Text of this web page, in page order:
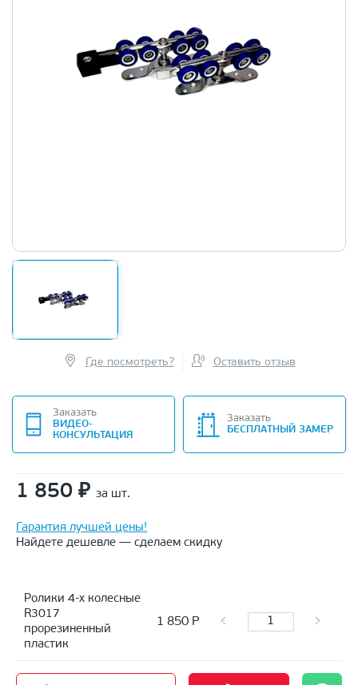
Где посмотреть? Оставить отзыв
Заказать
ВИДЕО-
КОНСУЛЬТАЦИЯ
Заказать
БЕСПЛАТНЫЙ ЗАМЕР
1 850 ₽ за шт.
Гарантия лучшей цены!
Найдете дешевле — сделаем скидку
Ролики 4-х колесные
R3017
прорезиненный
пластик
1 850 Р